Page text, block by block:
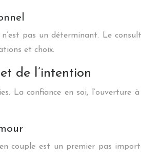
pas un déterminant. Le
et choix.
de l’intention
La confiance en soi,
couple est un premier pas